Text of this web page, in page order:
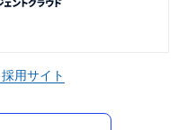
採用サイト